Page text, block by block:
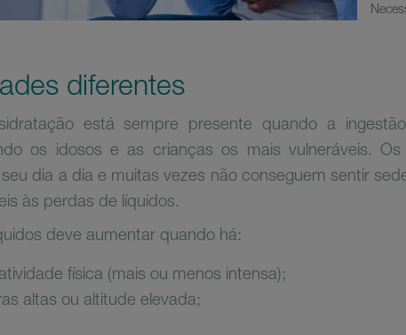
diferentes
está sempre presente quando a
os idosos e as crianças os mais vulneráveis.
dia a dia e muitas vezes não conseguem sentir
às perdas de líquidos.
deve aumentar quando há:
física (mais ou menos intensa);
altas ou altitude elevada;